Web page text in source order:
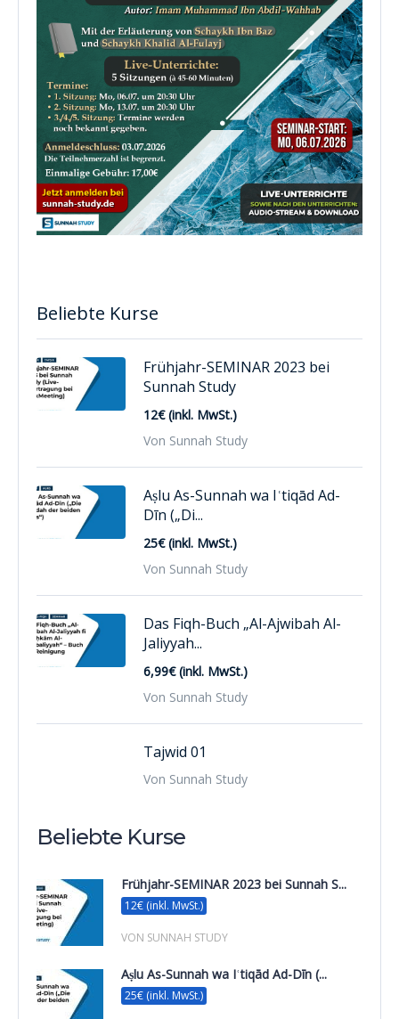
Beliebte Kurse
Frühjahr-SEMINAR 2023 bei
Sunnah Study
12€ (inkl. MwSt.)
Von Sunnah Study
Aṣlu As-Sunnah wa Iʿtiqād Ad-
Dīn („Di...
25€ (inkl. MwSt.)
Von Sunnah Study
Das Fiqh-Buch „Al-Ajwibah Al-
Jaliyyah...
6,99€ (inkl. MwSt.)
Von Sunnah Study
Tajwid 01
Von Sunnah Study
Beliebte Kurse
Frühjahr-SEMINAR 2023 bei Sunnah S...
12€ (inkl. MwSt.)
VON SUNNAH STUDY
Aṣlu As-Sunnah wa Iʿtiqād Ad-Dīn (...
25€ (inkl. MwSt.)